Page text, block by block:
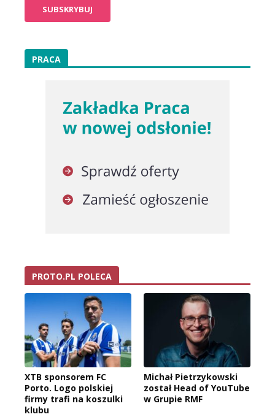
PRACA
PROTO.PL POLECA
XTB sponsorem FC
Porto. Logo polskiej
firmy trafi na koszulki
klubu
Michał Pietrzykowski
został Head of YouTube
w Grupie RMF